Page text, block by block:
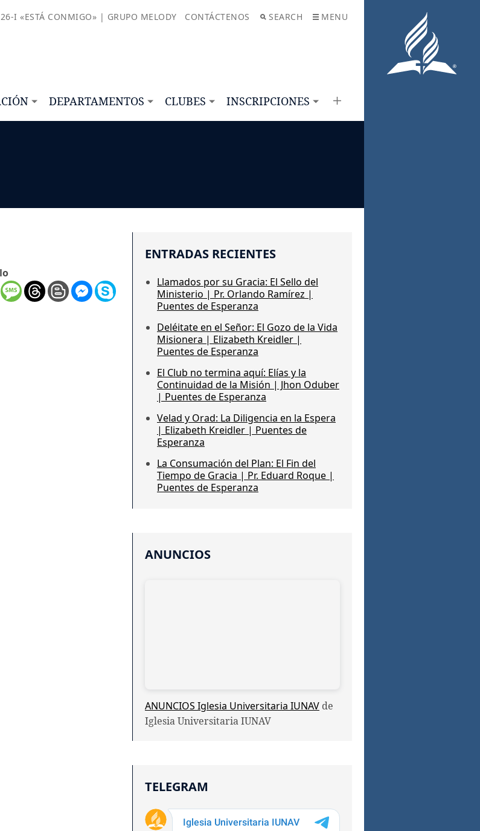
I «ESTÁ CONMIGO» | GRUPO MELODY CONTÁCTENOS SEARCH MENU
DEPARTAMENTOS CLUBES INSCRIPCIONES
ENTRADAS RECIENTES
Llamados por su Gracia: El Sello del
Ministerio | Pr. Orlando Ramírez |
Puentes de Esperanza
Deléitate en el Señor: El Gozo de la Vida
Misionera | Elizabeth Kreidler |
Puentes de Esperanza
El Club no termina aquí: Elías y la
Continuidad de la Misión | Jhon Oduber
| Puentes de Esperanza
Velad y Orad: La Diligencia en la Espera
| Elizabeth Kreidler | Puentes de
Esperanza
La Consumación del Plan: El Fin del
Tiempo de Gracia | Pr. Eduard Roque |
Puentes de Esperanza
ANUNCIOS
ANUNCIOS Iglesia Universitaria IUNAVde
Iglesia Universitaria IUNAV
TELEGRAM